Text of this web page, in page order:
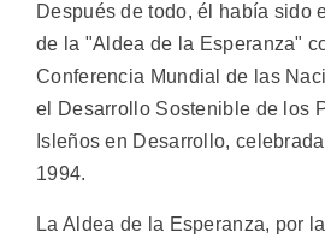
Después de todo, él había sido
de la "Aldea de la Esperanza"
Conferencia Mundial de las
el Desarrollo Sostenible de los
Isleños en Desarrollo,
1994.
La Aldea de la Esperanza, por